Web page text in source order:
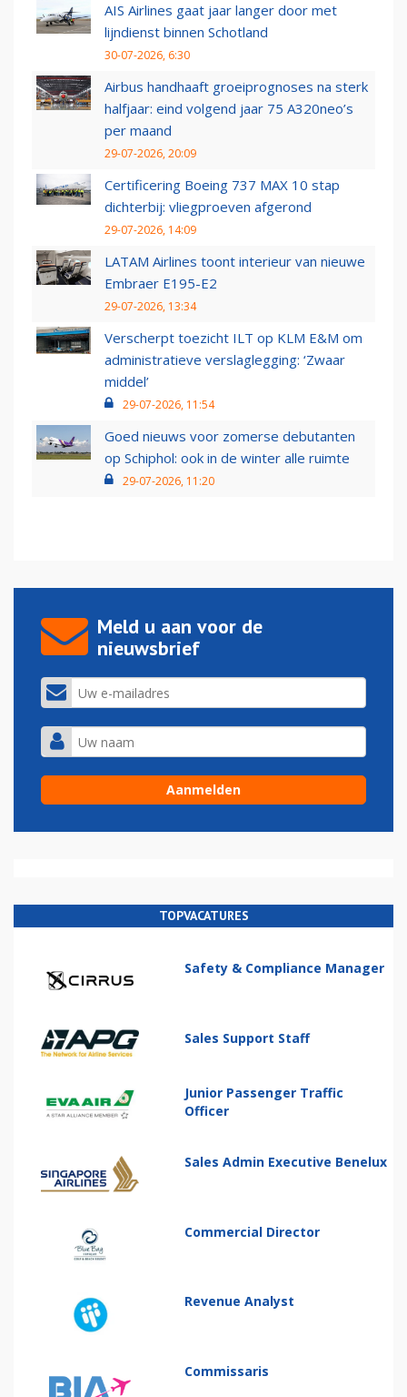
AIS Airlines gaat jaar langer door met
lijndienst binnen Schotland
30-07-2026, 6:30
Airbus handhaaft groeiprognoses na sterk
halfjaar: eind volgend jaar 75 A320neo’s
per maand
29-07-2026, 20:09
Certificering Boeing 737 MAX 10 stap
dichterbij: vliegproeven afgerond
29-07-2026, 14:09
LATAM Airlines toont interieur van nieuwe
Embraer E195-E2
29-07-2026, 13:34
Verscherpt toezicht ILT op KLM E&M om
administratieve verslaglegging: ‘Zwaar
middel’
29-07-2026, 11:54
Goed nieuws voor zomerse debutanten
op Schiphol: ook in de winter alle ruimte
29-07-2026, 11:20
Meld u aan voor de
nieuwsbrief
TOPVACATURES
Safety & Compliance Manager
Sales Support Staff
Junior Passenger Traffic
Officer
Sales Admin Executive Benelux
Commercial Director
Revenue Analyst
Commissaris